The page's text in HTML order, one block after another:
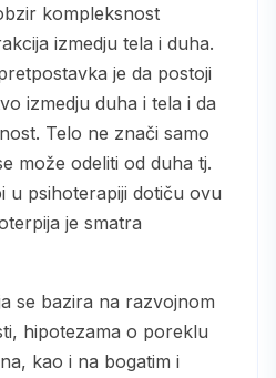
kompleksnost
izmedju tela i duha.
je da postoji
izmedju duha i tela i da
Telo ne znači samo
može odeliti od duha tj.
u psihoterapiji dotiču ovu
je smatra
hipotezama o poreklu
kao i na bogatim i